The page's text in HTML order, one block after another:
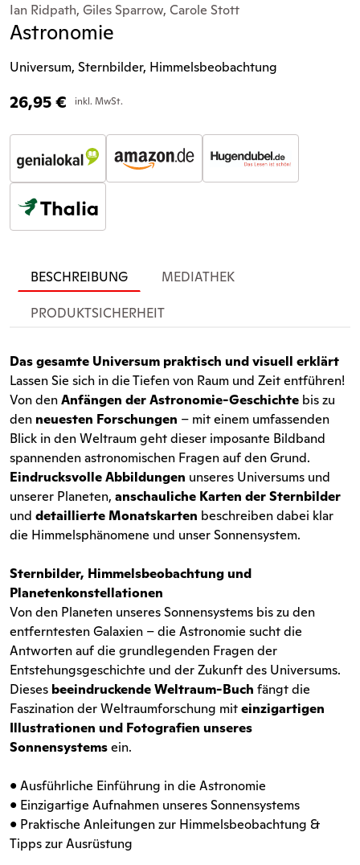
Ian Ridpath, Giles Sparrow, Carole Stott
Astronomie
Universum, Sternbilder, Himmelsbeobachtung
26,95€ inkl. MwSt.
BESCHREIBUNG MEDIATHEK
PRODUKTSICHERHEIT
Das gesamte Universum praktisch und visuell erklärt
Lassen Sie sich in die Tiefen von Raum und Zeit entführen!
Von denAnfängen der Astronomie-Geschichte bis zu
den neuesten Forschungen – mit einem umfassenden
Blick in den Weltraum geht dieser imposante Bildband
spannenden astronomischen Fragen auf den Grund.
Eindrucksvolle Abbildungen unseres Universums und
unserer Planeten, anschauliche Karten der Sternbilder
und detaillierte Monatskarten beschreiben dabei klar
die Himmelsphänomene und unser Sonnensystem.
Sternbilder, Himmelsbeobachtung und
Planetenkonstellationen
Von den Planeten unseres Sonnensystems bis zu den
entferntesten Galaxien – die Astronomie sucht die
Antworten auf die grundlegenden Fragen der
Entstehungsgeschichte und der Zukunft des Universums.
Dieses beeindruckende Weltraum-Buch fängt die
Faszination der Weltraumforschung miteinzigartigen
Illustrationen und Fotografien unseres
Sonnensystemsein.
• Ausführliche Einführung in die Astronomie
• Einzigartige Aufnahmen unseres Sonnensystems
• Praktische Anleitungen zur Himmelsbeobachtung &
Tipps zur Ausrüstung